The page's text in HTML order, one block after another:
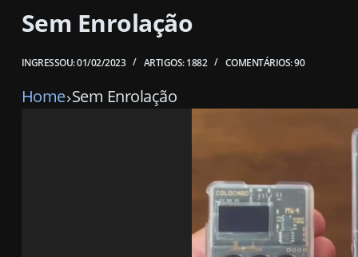
Sem Enrolação
INGRESSOU: 01/02/2023 ARTIGOS: 1882 COMENTÁRIOS: 90
Home Sem Enrolação